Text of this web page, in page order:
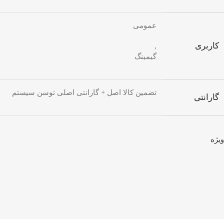
کاربری
عمومی
,
گیمینگ
گارانتی تضمین کالا اصل + گارانتی اصلی توسن سیستم
ویژه